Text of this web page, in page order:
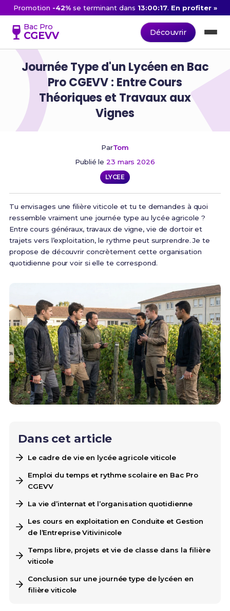
Promotion -42%se terminant dans 13:00:16. En profiter »
Bac Pro
CGEVV Découvrir
Journée Type d'un Lycéen en Bac
Pro CGEVV : Entre Cours
Théoriques et Travaux aux
Vignes
ParTom
Publié le 23 mars 2026
LYCEE
Tu envisages une filière viticole et tu te demandes à quoi
ressemble vraiment une journée type au lycée agricole ?
Entre cours généraux, travaux de vigne, vie de dortoir et
trajets vers l’exploitation, le rythme peut surprendre. Je te
propose de découvrir concrètement cette organisation
quotidienne pour voir si elle te correspond.
Dans cet article
Le cadre de vie en lycée agricole viticole
Emploi du temps et rythme scolaire en Bac Pro
CGEVV
La vie d’internat et l’organisation quotidienne
Les cours en exploitation en Conduite et Gestion
de l’Entreprise Vitivinicole
Temps libre, projets et vie de classe dans la filière
viticole
Conclusion sur une journée type de lycéen en
filière viticole